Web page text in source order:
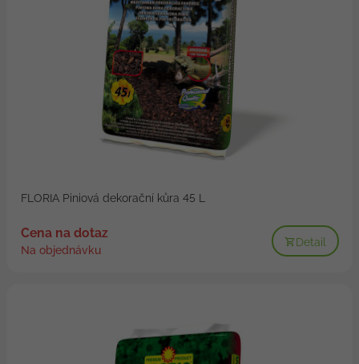
FLORIA Piniová dekorační kůra 45 L
Cena na dotaz
Na objednávku
Detail